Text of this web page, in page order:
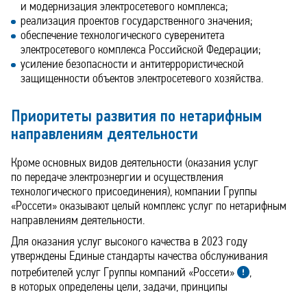
и модернизация электросетевого комплекса;
реализация проектов государственного значения;
обеспечение технологического суверенитета
электросетевого комплекса Российской Федерации;
усиление безопасности и антитеррористической
защищенности объектов электросетевого хозяйства.
Приоритеты развития по нетарифным
направлениям деятельности
Кроме основных видов деятельности (оказания услуг
по передаче электроэнергии и осуществления
технологического присоединения), компании Группы
«Россети» оказывают целый комплекс услуг по нетарифным
направлениям деятельности.
Для оказания услуг высокого качества в 2023 году
утверждены Единые стандарты качества обслуживания
потребителей услуг Группы компаний «Россети»
,
в которых определены цели, задачи, принципы